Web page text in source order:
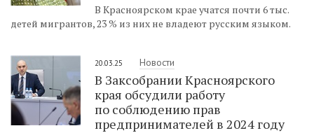
В Красноярском крае учатся почти 6 тыс.
детей мигрантов, 23 % из них не владеют русским языком.
20.03.25 Новости
В Заксобрании Красноярского
края обсудили работу
по соблюдению прав
предпринимателей в 2024 году